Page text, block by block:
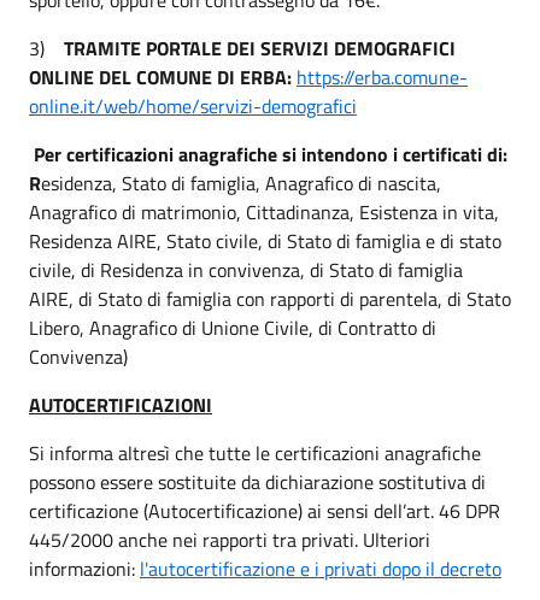
3) TRAMITE PORTALE DEI SERVIZI DEMOGRAFICI
ONLINE DEL COMUNE DI ERBA: https://erba.comune-
online.it/web/home/servizi-demografici
Per certificazioni anagrafiche si intendono i certificati di:
Residenza, Stato di famiglia, Anagrafico di nascita,
Anagrafico di matrimonio, Cittadinanza, Esistenza in vita,
Residenza AIRE, Stato civile, di Stato di famiglia e di stato
civile, di Residenza in convivenza, di Stato di famiglia
AIRE, di Stato di famiglia con rapporti di parentela, di Stato
Libero, Anagrafico di Unione Civile, di Contratto di
Convivenza)
AUTOCERTIFICAZIONI
Si informa altresì che tutte le certificazioni anagrafiche
possono essere sostituite da dichiarazione sostitutiva di
certificazione (Autocertificazione) ai sensi dell’art. 46 DPR
445/2000 anche nei rapporti tra privati. Ulteriori
informazioni: l'autocertificazione e i privati dopo il decreto